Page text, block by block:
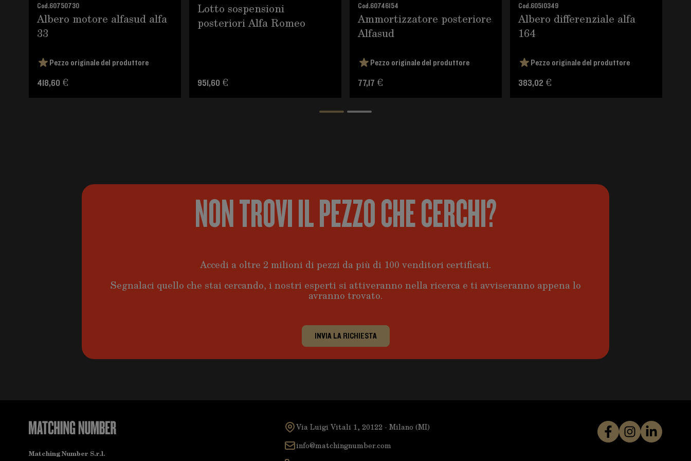
Cod.60750730
Albero motore alfasud alfa
33
Pezzo originale del produttore
418,60 €
Lotto sospensioni
posteriori Alfa Romeo
951,60 €
Cod.60746154
Ammortizzatore posteriore
Alfasud
Pezzo originale del produttore
77,17 €
Cod.60510349
Albero differenziale alfa
164
Pezzo originale del produttore
383,02 €
NON TROVI IL PEZZO CHE CERCHI?
Accedi a oltre 2 milioni di pezzi da più di 100 venditori certificati.
Segnalaci quello che stai cercando, i nostri esperti si attiveranno nella ricerca e ti avviseranno appena lo
avranno trovato.
INVIA LA RICHIESTA
Matching Number S.r.l.
Via Luigi Vitali 1, 20122 - Milano (MI)
info@matchingnumber.com